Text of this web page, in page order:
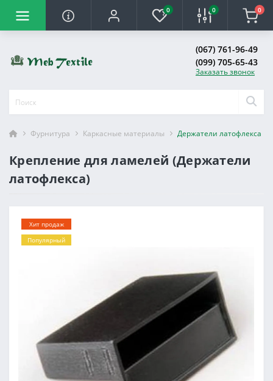
0 0 0
(067) 761-96-49
(099) 705-65-43
Заказать звонок
Фурнитура Каркасные материалы Держатели латофлекса
Крепление для ламелей (Держатели
латофлекса)
Хит продаж
Популярный